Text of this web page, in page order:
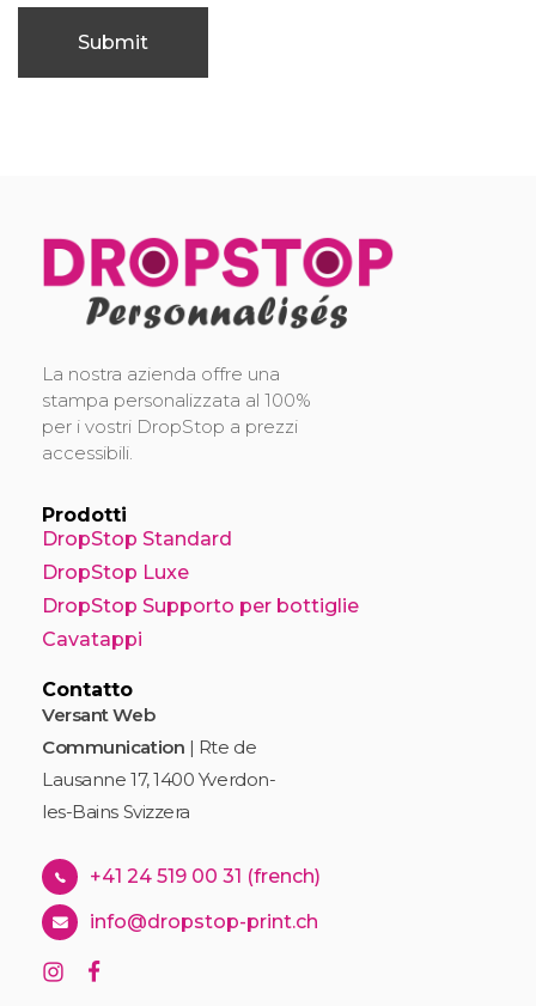
La nostra azienda offre una
stampa personalizzata al 100%
per i vostri DropStop a prezzi
accessibili.
Prodotti
DropStop Standard
DropStop Luxe
DropStop Supporto per bottiglie
Cavatappi
Contatto
Versant Web
Communication | Rte de
Lausanne 17, 1400 Yverdon-
les-Bains Svizzera
+41 24 519 00 31 (french)
info@dropstop-print.ch